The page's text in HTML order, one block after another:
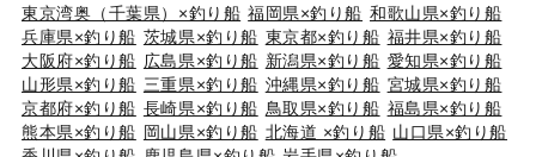
東京湾奥（千葉県）×釣り船 福岡県×釣り船 和歌山県×釣り船
兵庫県×釣り船 茨城県×釣り船 東京都×釣り船 福井県×釣り船
大阪府×釣り船 広島県×釣り船 新潟県×釣り船 愛知県×釣り船
山形県×釣り船 三重県×釣り船 沖縄県×釣り船 宮城県×釣り船
京都府×釣り船 長崎県×釣り船 鳥取県×釣り船 福島県×釣り船
熊本県×釣り船 岡山県×釣り船 北海道 ×釣り船 山口県×釣り船